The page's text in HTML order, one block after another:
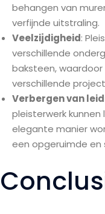
behangen van
verfijnde uitstraling.
Veelzijdigheid:
verschillende
baksteen,
verschillende
Verbergen van
pleisterwerk
elegante manier
een opgeruimde en